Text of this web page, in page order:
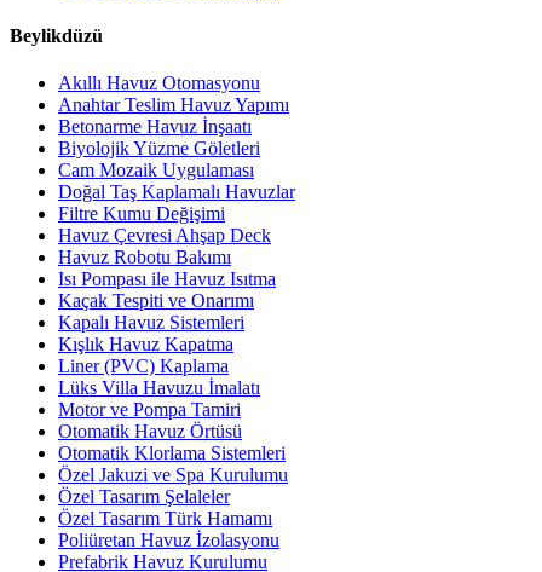
Beylikdüzü
Akıllı Havuz Otomasyonu
Anahtar Teslim Havuz Yapımı
Betonarme Havuz İnşaatı
Biyolojik Yüzme Göletleri
Cam Mozaik Uygulaması
Doğal Taş Kaplamalı Havuzlar
Filtre Kumu Değişimi
Havuz Çevresi Ahşap Deck
Havuz Robotu Bakımı
Isı Pompası ile Havuz Isıtma
Kaçak Tespiti ve Onarımı
Kapalı Havuz Sistemleri
Kışlık Havuz Kapatma
Liner (PVC) Kaplama
Lüks Villa Havuzu İmalatı
Motor ve Pompa Tamiri
Otomatik Havuz Örtüsü
Otomatik Klorlama Sistemleri
Özel Jakuzi ve Spa Kurulumu
Özel Tasarım Şelaleler
Özel Tasarım Türk Hamamı
Poliüretan Havuz İzolasyonu
Prefabrik Havuz Kurulumu